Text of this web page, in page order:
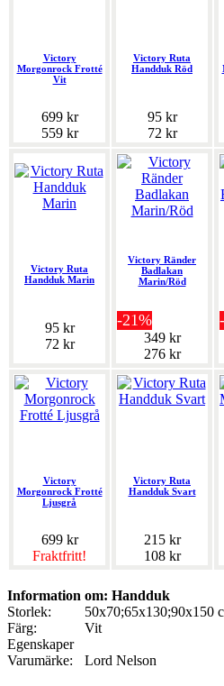
Victory
Morgonrock Frotté
Vit
699 kr
559 kr
Victory Ruta
Handduk Röd
95 kr
72 kr
Victory Ruta
Handduk Marin
95 kr
72 kr
Victory Ränder
Badlakan
Marin/Röd
-21%
349 kr
276 kr
Victory
Morgonrock Frotté
Ljusgrå
699 kr
Fraktfritt!
Victory Ruta
Handduk Svart
215 kr
108 kr
Information om: Handduk
Storlek:
50x70;65x130;90x150
Färg:
Vit
Egenskaper
Varumärke:
Lord Nelson